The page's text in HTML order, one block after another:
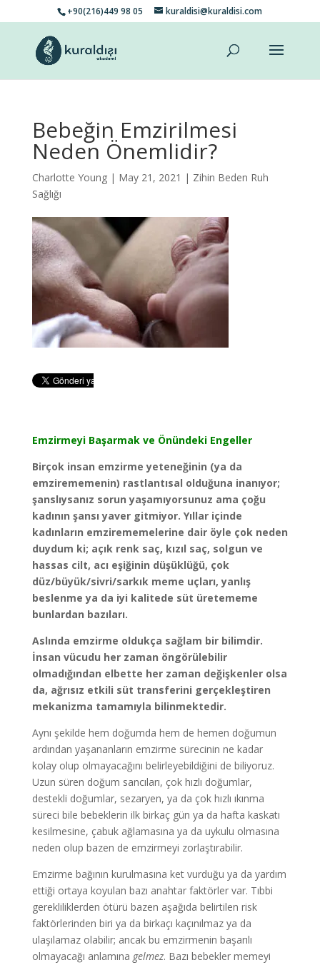
+90(216)449 98 05 kuraldisi@kuraldisi.com
Bebeğin Emzirilmesi
Neden Önemlidir?
Charlotte Young| May 21, 2021 | Zihin Beden Ruh
Sağlığı
Emzirmeyi Başarmak ve Önündeki Engeller
Birçok insan emzirme yeteneğinin (ya da
emzirememenin) rastlantısal olduğuna inanıyor;
şanslıysanız sorun yaşamıyorsunuz ama çoğu
kadının şansı yaver gitmiyor. Yıllar içinde
kadınların emzirememelerine dair öyle çok neden
duydum ki; açık renk saç, kızıl saç, solgun ve
hassas cilt, acı eşiğinin düşüklüğü, çok
düz/büyük/sivri/sarkık meme uçları, yanlış
beslenme ya da iyi kalitede süt üretememe
bunlardan bazıları.
Aslında emzirme oldukça sağlam bir bilimdir.
İnsan vücudu her zaman öngörülebilir
olmadığından elbette her zaman değişkenler olsa
da, ağrısız etkili süt transferini gerçekleştiren
mekanizma tamamıyla bilinmektedir.
Aynı şekilde hem doğumda hem de hemen doğumun
ardından yaşananların emzirme sürecinin ne kadar
kolay olup olmayacağını belirleyebildiğini de biliyoruz.
Uzun süren doğum sancıları, çok hızlı doğumlar,
destekli doğumlar, sezaryen, ya da çok hızlı ıkınma
süreci bile bebeklerin ilk birkaç gün ya da hafta kaskatı
kesilmesine, çabuk ağlamasına ya da uykulu olmasına
neden olup bazen de emzirmeyi zorlaştırabilir.
Emzirme bağının kurulmasına ket vurduğu ya da yardım
ettiği ortaya koyulan bazı anahtar faktörler var. Tıbbi
gerekliliklerden ötürü bazen aşağıda belirtilen risk
faktörlerinden biri ya da birkaçı kaçınılmaz ya da
ulaşılamaz olabilir; ancak bu emzirmenin başarılı
olmayacağı anlamına gelmez. Bazı bebekler memeyi